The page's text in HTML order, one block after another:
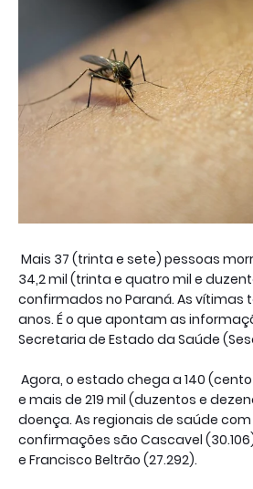
Mais 37 (trinta e sete) pessoas
34,2 mil (trinta e quatro mil e
confirmados no Paraná. As vítimas
anos. É o que apontam as
Secretaria de Estado da Saúde
Agora, o estado chega a 140
e mais de 219 mil (duzentos e
doença. As regionais de saúde
confirmações são Cascavel
e Francisco Beltrão (27.292).